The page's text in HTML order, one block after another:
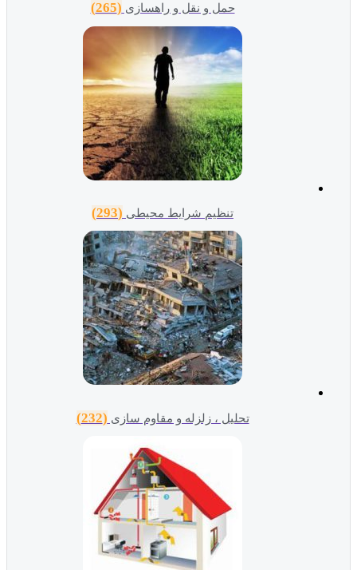
حمل و نقل و راهسازی (265)
تنظیم شرایط محیطی (293)
تحلیل ، زلزله و مقاوم سازی (232)